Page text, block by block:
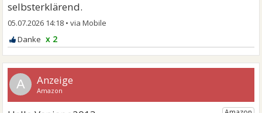
selbsterklärend.
05.07.2026 14:18 •
x 2
A